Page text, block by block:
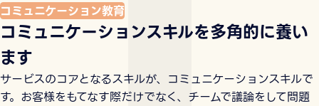
コミュニケーション教育
コミュニケーションスキルを多角的に養い
ます
サービスのコアとなるスキルが、コミュニケーションスキルで
す。お客様をもてなす際だけでなく、チームで議論をして問題